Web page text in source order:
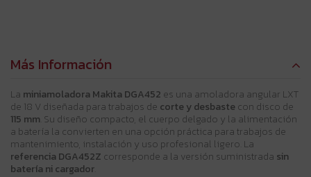
Más Información
La miniamoladora Makita DGA452 es una amoladora angular LXT
de 18 V diseñada para trabajos de corte y desbaste con disco de
115 mm . Su diseño compacto, el cuerpo delgado y la alimentación
a batería la convierten en una opción práctica para trabajos de
mantenimiento, instalación y uso profesional ligero. La
referencia DGA452Z corresponde a la versión suministrada sin
batería ni cargador